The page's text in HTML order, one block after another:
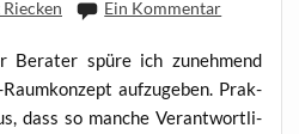
Ein Kommentar
Bera­ter spü­re ich zuneh­mend
auf­zu­ge­ben. Prak­
dass so man­che Ver­ant­wort­li­